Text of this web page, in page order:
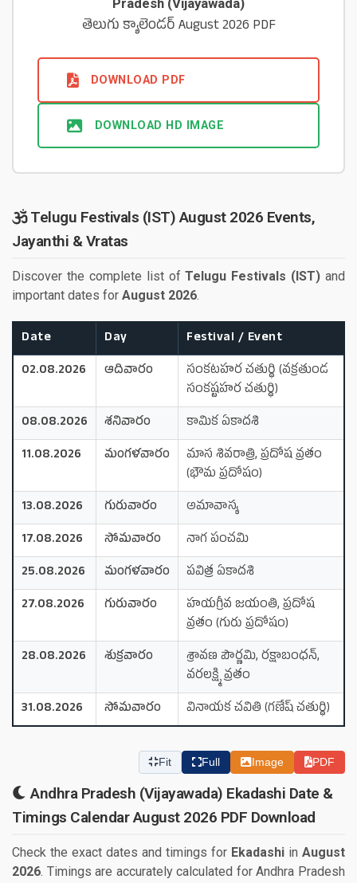
తెలుగు క్యాలెండర్ August 2026 PDF
DOWNLOAD PDF
DOWNLOAD HD IMAGE
Telugu Festivals (IST) August 2026 Events,
Jayanthi & Vratas
Discover the complete list ofTelugu Festivals (IST) and
important dates for August 2026.
Date Day
Festival / Event
02.08.2026
ఆదివారం
సంకటహర చతుర్థి (వక్రతుండ
సంకష్టహర చతుర్థి)
08.08.2026
శనివారం
కామిక ఏకాదశి
11.08.2026
మంగళవారం
మాస శివరాత్రి, ప్రదోష వ్రతం
(భౌమ ప్రదోషం)
13.08.2026
గురువారం
అమావాస్య
17.08.2026
సోమవారం
నాగ పంచమి
25.08.2026
మంగళవారం
పవిత్ర ఏకాదశి
27.08.2026
గురువారం
హయగ్రీవ జయంతి, ప్రదోష
వ్రతం (గురు ప్రదోషం)
28.08.2026
శుక్రవారం
శ్రావణ పౌర్ణమి, రక్షాబంధన్,
వరలక్ష్మి వ్రతం
31.08.2026
సోమవారం వినాయక చవితి (గణేష్ చతుర్థి)
Fit Full Image PDF
Andhra Pradesh (Vijayawada) Ekadashi Date &
Timings Calendar August 2026 PDF Download
Check the exact dates and timings for Ekadashi in August
2026. Timings are accurately calculated for Andhra Pradesh